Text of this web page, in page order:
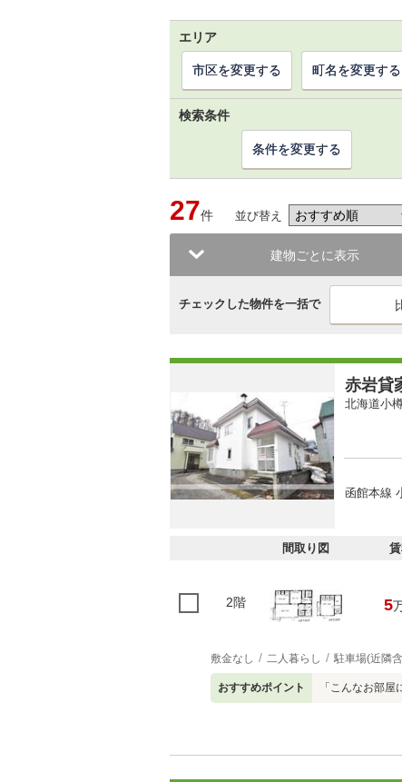
エリア
市区を変更する 町名を変更する
検索条件
条件を変更する
27件 並び替え
建物ごとに表示
チェックした物件を一括で
赤岩貸
北海道小
函館本線
間取り図
2階 5
敷金なし 二人暮らし 駐車場(近隣
おすすめポイント 「こんなお部